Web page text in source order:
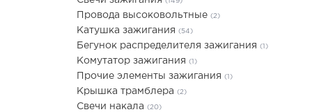
Провода высоковольтные (2)
Катушка зажигания (54)
Бегунок распределителя зажигания (1)
Комутатор зажигания (1)
Прочие элементы зажигания (1)
Крышка трамблера (2)
Свечи накала (20)